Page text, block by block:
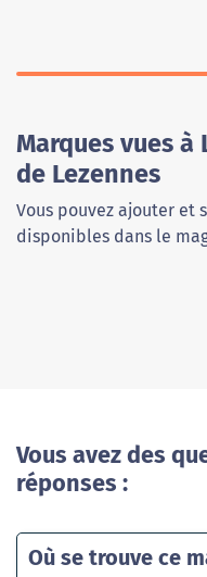
Marques vues à
de Lezennes
Vous pouvez ajouter et
disponibles dans le
Vous avez des
réponses :
Où se trouve ce